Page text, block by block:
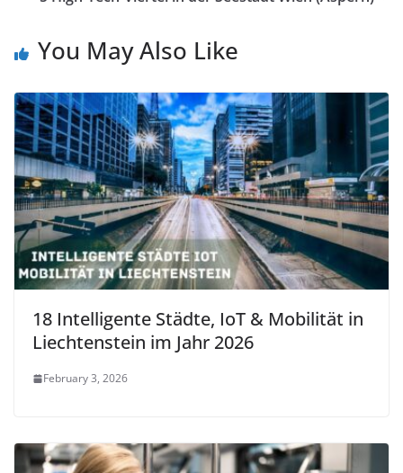
You May Also Like
18 Intelligente Städte, IoT & Mobilität in
Liechtenstein im Jahr 2026
February 3, 2026